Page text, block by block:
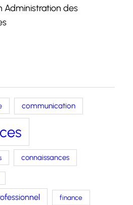
Administration des
communication
connaissances
finance